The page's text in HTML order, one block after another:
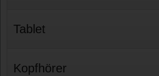
Tablet
Kopfhörer